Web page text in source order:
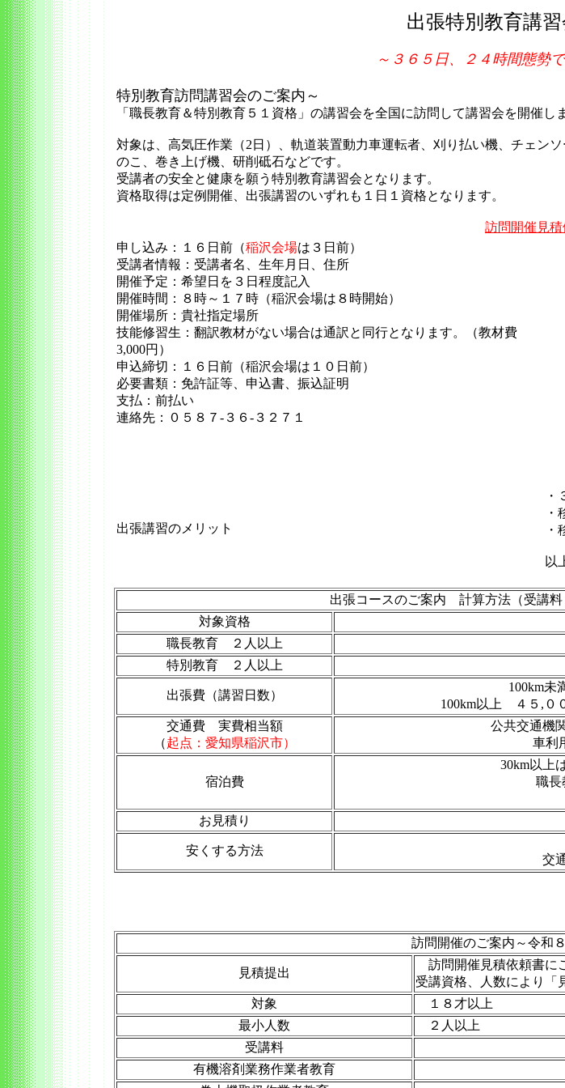
出張特別教育講
～３６５日、２４時間態勢
特別教育訪問講習会のご案内～
「職長教育＆特別教育５１資格」の講習会を全国に訪問して講習会を開催し
対象は、高気圧作業（2日）、軌道装置動力車運転者、刈り払い機、チェン
のこ、巻き上げ機、研削砥石などです。
受講者の安全と健康を願う特別教育講習会となります。
資格取得は定例開催、出張講習のいずれも１日１資格となります。
訪問開催見
申し込み：１６日前（稲沢会場は３日前）
受講者情報：受講者名、生年月日、住所
開催予定：希望日を３日程度記入
開催時間：８時～１７時（稲沢会場は８時開始）
開催場所：貴社指定場所
技能修習生：翻訳教材がない場合は通訳と同行となります。（教材費
3,000円）
申込締切：１６日前（稲沢会場は１０日前）
必要書類：免許証等、申込書、振込証明
支払：前払い
連絡先：０５８７-３６-３２７１
出張講習のメリット
以
出張コースのご案内 計算方法（受講料
対象資格
職長教育 ２人以上
特別教育 ２人以上
出張費（講習日数）
100km未
100km以上 ４５,０
交通費 実費相当額
（起点：愛知県稲沢市）
公共交通機
車利
宿泊費
30km以上
職長
お見積り
安くする方法
交
訪問開催のご案内～令和
見積提出
訪問開催見積依頼書に
受講資格、人数により「
対象
１８才以上
最小人数
２人以上
受講料
有機溶剤業務作業者教育